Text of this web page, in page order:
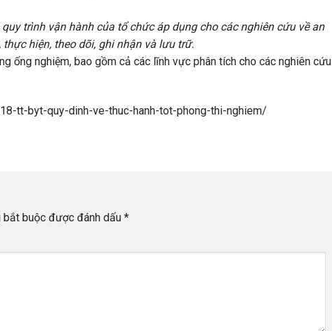
trình vận hành của tổ chức áp dụng cho các nghiên cứu về an
hiện, theo dõi, ghi nhận và lưu trữ.
ống nghiệm, bao gồm cả các lĩnh vực phân tích cho các nghiên cứu
tt-byt-quy-dinh-ve-thuc-hanh-tot-phong-thi-nghiem/
bắt buộc được đánh dấu *